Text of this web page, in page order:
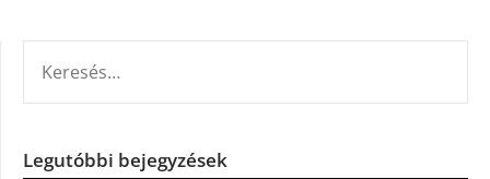
Legutóbbi bejegyzések